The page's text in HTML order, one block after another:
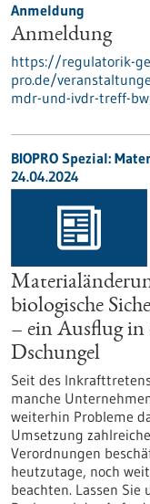
Anmeldung
Anmeldung
https://regulatorik-
pro.de/
mdr-und-ivdr-treff-
BIOPRO Spezial:
24.04.2024
biologische
– ein Ausflug in
Dschungel
Seit des
manche
weiterhin Probleme
Umsetzung
Verordnungen
heutzutage, noch
beachten. Lassen